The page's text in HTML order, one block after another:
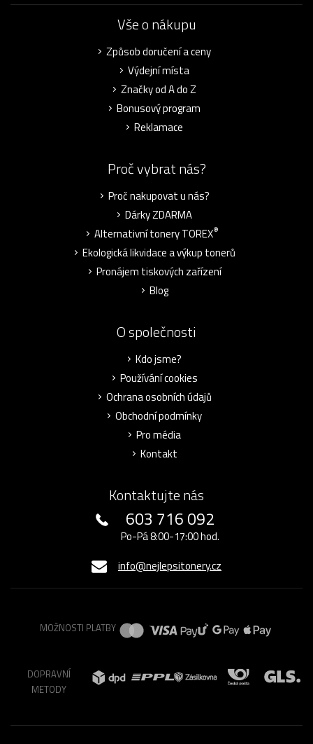
Vše o nákupu
Způsob doručení a ceny
Výdejní místa
Značky od A do Z
Bonusový program
Reklamace
Proč vybrat nás?
Proč nakupovat u nás?
Dárky ZDARMA
Alternativní tonery TOREX®
Ekologická likvidace a výkup tonerů
Pronájem tiskových zařízení
Blog
O společnosti
Kdo jsme?
Používání cookies
Ochrana osobních údajů
Obchodní podmínky
Pro média
Kontakt
Kontaktujte nás
603 716 092
Po-Pá 8:00-17:00 hod.
info@nejlepsitonery.cz
MOŽNOSTI PLATBY
DOPRAVNÍ
METODY